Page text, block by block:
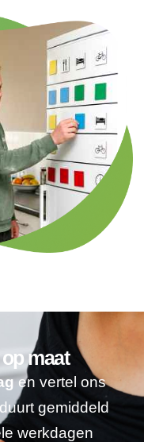
maat
en vertel ons
gemiddeld
werkdagen